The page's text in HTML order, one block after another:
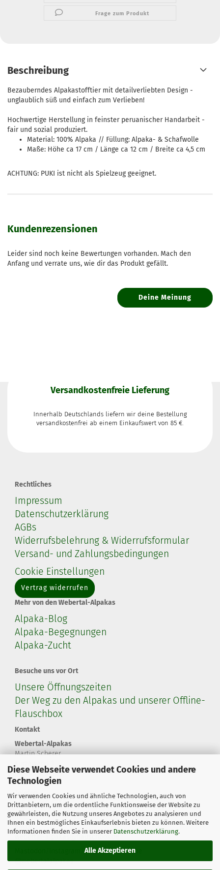
Diese Webseite verwendet Cookies und andere
Technologien
Wir verwenden Cookies und ähnliche Technologien, auch von
Drittanbietern, um die ordentliche Funktionsweise der Website zu
gewährleisten, die Nutzung unseres Angebotes zu analysieren und
Ihnen ein bestmögliches Einkaufserlebnis bieten zu können. Weitere
Informationen finden Sie in unserer Datenschutzerklärung.
Alle Akzeptieren
Frage zum Produkt
Beschreibung
Bezauberndes Alpakastofftier mit detailverliebten Design -
unglaublich süß und einfach zum Verlieben!
Hochwertige Herstellung in feinster peruanischer Handarbeit -
fair und sozial produziert.
Material: 100% Alpaka // Füllung: Alpaka- & Schafwolle
Maße: Höhe ca 17 cm / Länge ca 12 cm / Breite ca 4,5 cm
ACHTUNG: PUKI ist nicht als Spielzeug geeignet.
Kundenrezensionen
Leider sind noch keine Bewertungen vorhanden. Mach den
Anfang und verrate uns, wie dir das Produkt gefällt.
Deine Meinung
Versandkostenfreie Lieferung
Innerhalb Deutschlands liefern wir deine Bestellung
versandkostenfrei ab einem Einkaufswert von 85 €.
Rechtliches
Impressum
Datenschutzerklärung
AGBs
Widerrufsbelehrung & Widerrufsformular
Versand- und Zahlungsbedingungen
Cookie Einstellungen
Vertrag widerrufen
Mehr von den Webertal-Alpakas
Alpaka-Blog
Alpaka-Begegnungen
Alpaka-Zucht
Besuche uns vor Ort
Unsere Öffnungszeiten
Der Weg zu den Alpakas und unserer Offline-
Flauschbox
Kontakt
Webertal-Alpakas
Martin Scherer
Kurzawann 3
66564 Ottweiler
Telefon
+49 179 460 67 58
+49 6824 20 80 60 8
eMail
Facebook/YouTube
@webertalalpakas